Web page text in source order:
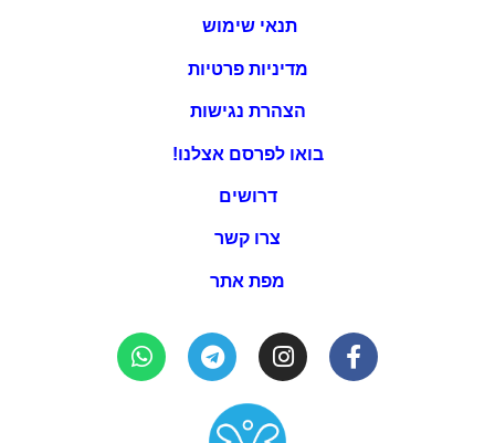
תנאי שימוש
מדיניות פרטיות
הצהרת נגישות
בואו לפרסם אצלנו!
דרושים
צרו קשר
מפת אתר